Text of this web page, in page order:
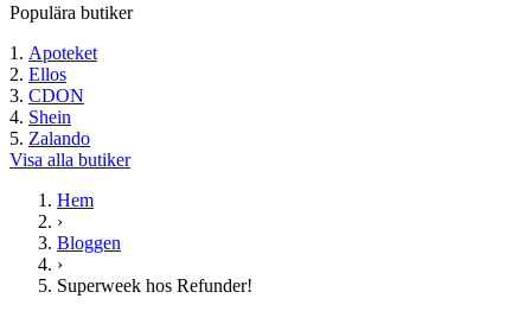
Populära butiker
Apoteket
Ellos
CDON
Shein
Zalando
Visa alla butiker
Hem
›
Bloggen
›
Superweek hos Refunder!